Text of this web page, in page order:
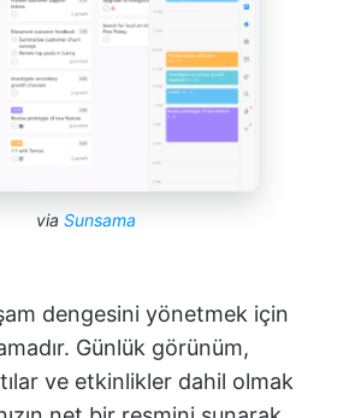
via Sunsama
dengesini yönetmek için
Günlük görünüm,
ve etkinlikler dahil olmak